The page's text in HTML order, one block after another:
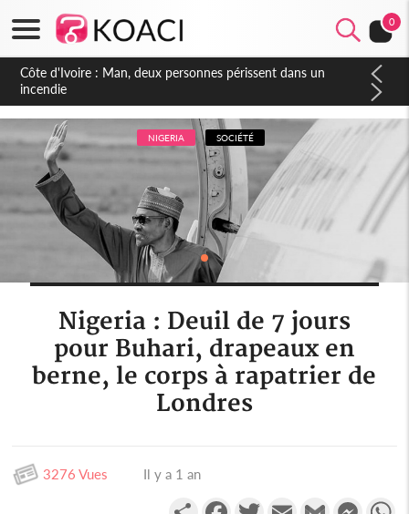
0
Côte d'Ivoire : Séileu, la célébration de la fête nationale
transformée en vaste campagne contre les produits
dépigmentants dangereux
NIGERIA SOCIÉTÉ
Nigeria : Deuil de 7 jours
pour Buhari, drapeaux en
berne, le corps à rapatrier de
Londres
3276 Vues Il y a 1 an
PartagerFacebookTwitterEmail Gmail